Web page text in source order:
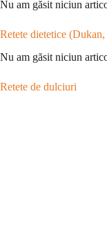
Nu am găsit niciun
Retete dietetice
Nu am găsit niciun
Retete de dulciuri